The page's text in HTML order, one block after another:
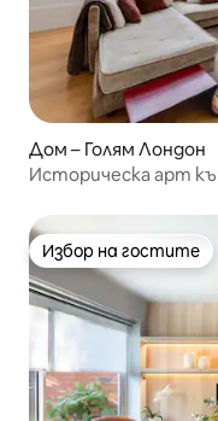
Дом – Голям Лондон
Историческа арт
Избор на гостите
Избор на гостите